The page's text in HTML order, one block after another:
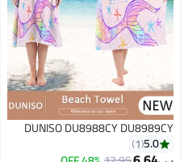
DUNISO DU8988CY DU8989CY
5.0
1